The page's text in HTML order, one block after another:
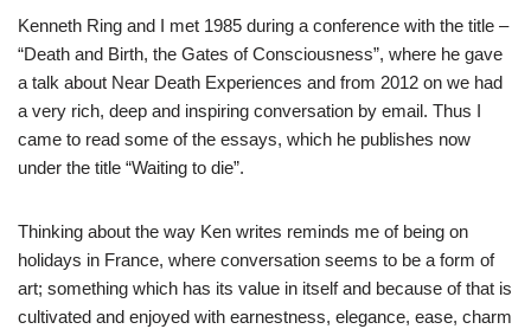
Kenneth Ring and I met 1985 during a conference with the title –
“Death and Birth, the Gates of Consciousness”, where he gave
a talk about Near Death Experiences and from 2012 on we had
a very rich, deep and inspiring conversation by email. Thus I
came to read some of the essays, which he publishes now
under the title “Waiting to die”.
Thinking about the way Ken writes reminds me of being on
holidays in France, where conversation seems to be a form of
art; something which has its value in itself and because of that is
cultivated and enjoyed with earnestness, elegance, ease, charm